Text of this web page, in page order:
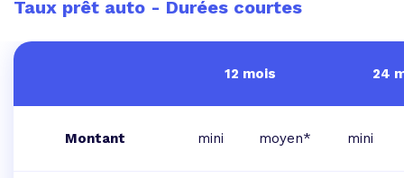
Taux prêt auto - Durées courtes
12 mois 24
Montant mini moyen* mini